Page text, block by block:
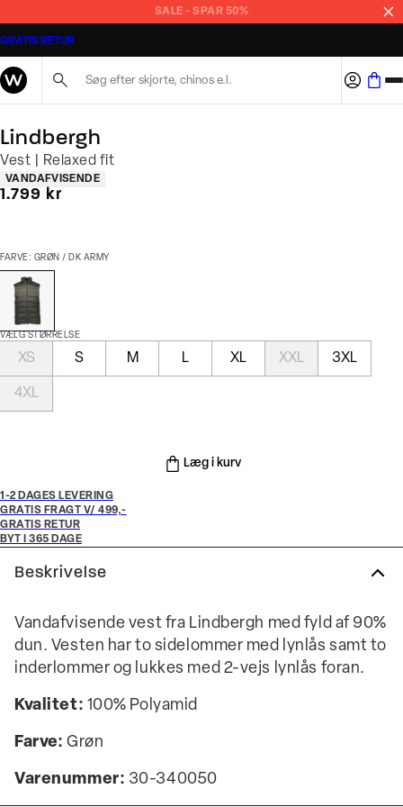
SALE - SPAR 50%
GRATIS RETUR
Lindbergh
Vest | Relaxed fit
Produkt egenskaber
VANDAFVISENDE
I alt (inkl. rabat)
1.799 kr
FARVE: GRØN / DK ARMY
VÆLG STØRRELSE
XS S M L XL XXL 3XL
4XL
Læg i kurv
1-2 DAGES LEVERING
GRATIS FRAGT V/ 499,-
GRATIS RETUR
BYT I 365 DAGE
Beskrivelse
Vandafvisende vest fra Lindbergh med fyld af 90%
dun. Vesten har to sidelommer med lynlås samt to
inderlommer og lukkes med 2-vejs lynlås foran.
Kvalitet: 100% Polyamid
Farve: Grøn
Varenummer: 30-340050